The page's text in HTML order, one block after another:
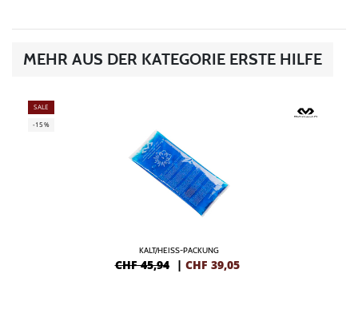
MEHR AUS DER KATEGORIE ERSTE HILFE
SALE
-15%
KALT/HEISS-PACKUNG
CHF 45,94 | CHF 39,05